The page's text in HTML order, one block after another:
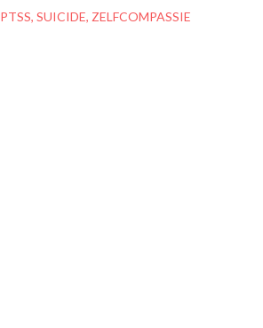
PTSS SUICIDE ZELFCOMPASSIE